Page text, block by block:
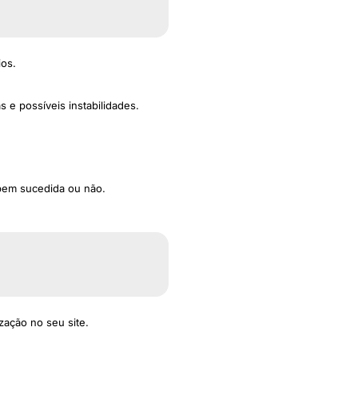
e possíveis instabilidades.
sucedida ou não.
no seu site.